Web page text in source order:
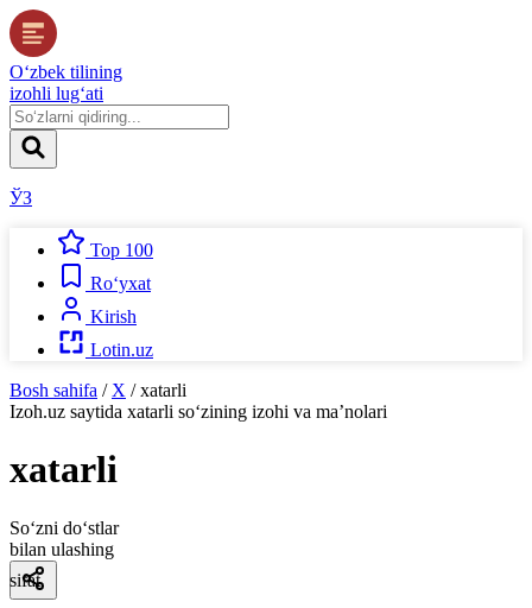
O‘zbek tilining
izohli lug‘ati
ЎЗ
Top 100
Ro‘yxat
Kirish
Lotin.uz
Bosh sahifa / X / xatarli
Izoh.uz saytida xatarli so‘zining izohi va ma’nolari
xatarli
So‘zni do‘stlar
bilan ulashing
sifat